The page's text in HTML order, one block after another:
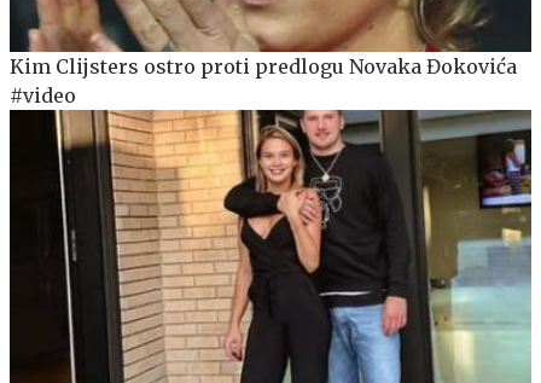
Kim Clijsters ostro proti predlogu Novaka Đokovića
#video